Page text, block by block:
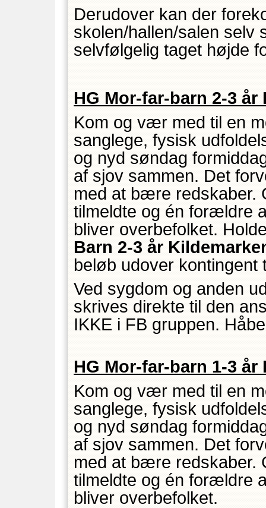
Derudover kan der
skolen/hallen/salen selv
selvfølgelig taget højde
HG Mor-far-barn 2-3
Kom og vær med til en
sanglege, fysisk
og nyd søndag
af sjov sammen. Det
med at bære redskaber.
tilmeldte og én forældre
bliver overbefolket.
Barn 2-3 år
beløb udover kontingent
Ved sygdom og anden
skrives direkte til den
IKKE i FB gruppen.
HG Mor-far-barn 1-3 år
Kom og vær med til en
sanglege, fysisk
og nyd søndag
af sjov sammen. Det
med at bære redskaber.
tilmeldte og én forældre
bliver overbefolket.